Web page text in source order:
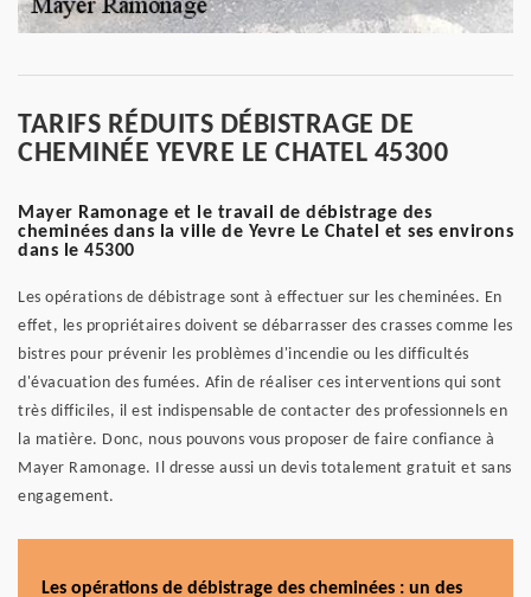
TARIFS RÉDUITS DÉBISTRAGE DE
CHEMINÉE YEVRE LE CHATEL 45300
Mayer Ramonage et le travail de débistrage des
cheminées dans la ville de Yevre Le Chatel et ses environs
dans le 45300
Les opérations de débistrage sont à effectuer sur les cheminées. En
effet, les propriétaires doivent se débarrasser des crasses comme les
bistres pour prévenir les problèmes d'incendie ou les difficultés
d'évacuation des fumées. Afin de réaliser ces interventions qui sont
très difficiles, il est indispensable de contacter des professionnels en
la matière. Donc, nous pouvons vous proposer de faire confiance à
Mayer Ramonage. Il dresse aussi un devis totalement gratuit et sans
engagement.
Les opérations de débistrage des cheminées : un des